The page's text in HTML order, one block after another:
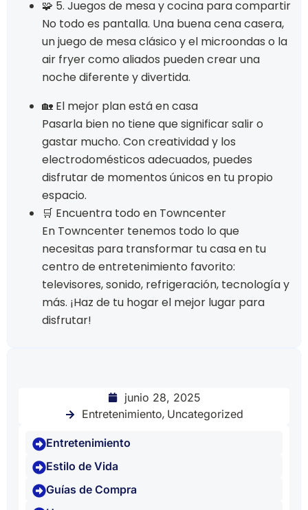
🧩 5. Juegos de mesa y cocina para compartir
No todo es pantalla. Una buena cena casera,
un juego de mesa clásico y el microondas o la
air fryer como aliados pueden crear una
noche diferente y divertida.
🏡 El mejor plan está en casa
Pasarla bien no tiene que significar salir o
gastar mucho. Con creatividad y los
electrodomésticos adecuados, puedes
disfrutar de momentos únicos en tu propio
espacio.
🛒 Encuentra todo en Towncenter
En Towncenter tenemos todo lo que
necesitas para transformar tu casa en tu
centro de entretenimiento favorito:
televisores, sonido, refrigeración, tecnología y
más. ¡Haz de tu hogar el mejor lugar para
disfrutar!
junio 28, 2025
Entretenimiento, Uncategorized
Entretenimiento
Estilo de Vida
Guías de Compra